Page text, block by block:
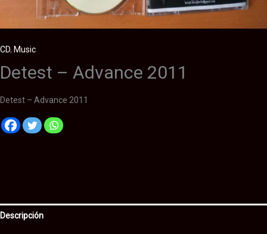
CD, Music
Detest – Advance 2011
Detest – Advance 2011
Descripción